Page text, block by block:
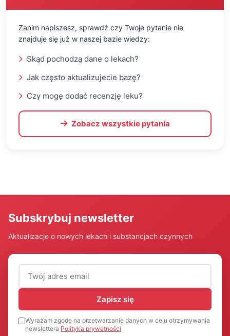
Zanim napiszesz, sprawdź czy Twoje pytanie nie
znajduje się już w naszej bazie wiedzy:
Skąd pochodzą dane o lekach?
Jak często aktualizujecie bazę?
Czy mogę dodać recenzję leku?
Zobacz wszystkie pytania
Subskrybuj newsletter
Aktualizacje o nowych lekach i substancjach czynnych
Adres email (wymagany)
Zapisz się
Wyrażam zgodę na przetwarzanie danych w celu otrzymywania
newslettera Polityka prywatności